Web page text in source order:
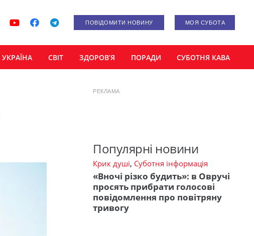
ПОВІДОМИТИ НОВИНУ МОЯ СУБОТА
УКРАЇНА СВІТ ЗДОРОВ’Я ПОРАДИ СУБОТНЯ КАВА
РЕКЛАМА
Популярні новини
Крик душі, Суботня інформація
«Вночі різко будить»: в Овручі
просять прибрати голосові
повідомлення про повітряну
тривогу